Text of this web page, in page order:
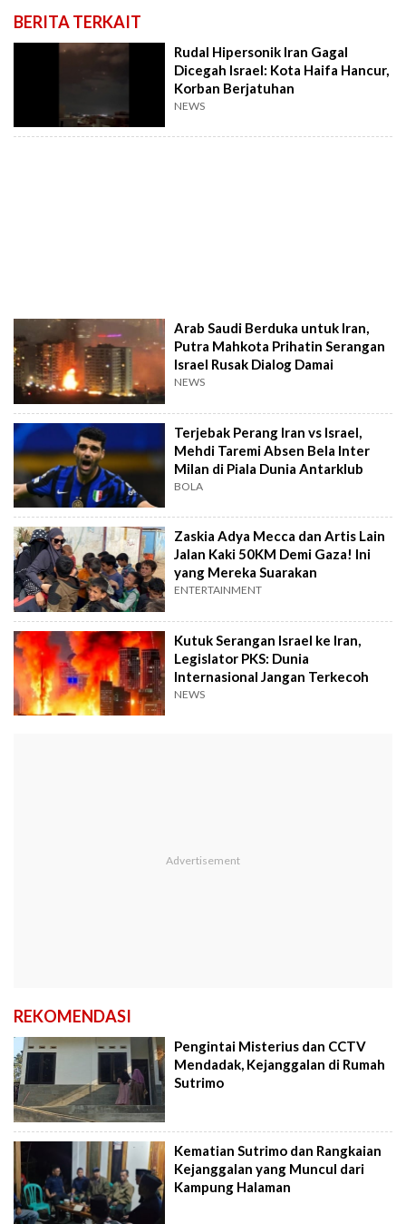
BERITA TERKAIT
Rudal Hipersonik Iran Gagal
Dicegah Israel: Kota Haifa Hancur,
Korban Berjatuhan
NEWS
Arab Saudi Berduka untuk Iran,
Putra Mahkota Prihatin Serangan
Israel Rusak Dialog Damai
NEWS
Terjebak Perang Iran vs Israel,
Mehdi Taremi Absen Bela Inter
Milan di Piala Dunia Antarklub
BOLA
Zaskia Adya Mecca dan Artis Lain
Jalan Kaki 50KM Demi Gaza! Ini
yang Mereka Suarakan
ENTERTAINMENT
Kutuk Serangan Israel ke Iran,
Legislator PKS: Dunia
Internasional Jangan Terkecoh
NEWS
REKOMENDASI
Pengintai Misterius dan CCTV
Mendadak, Kejanggalan di Rumah
Sutrimo
Kematian Sutrimo dan Rangkaian
Kejanggalan yang Muncul dari
Kampung Halaman